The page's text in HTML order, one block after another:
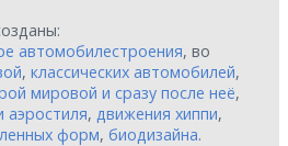
автомобилестроения, во
, классических автомобилей,
мировой и сразу после неё,
аэростиля, движения хиппи,
форм, биодизайна.